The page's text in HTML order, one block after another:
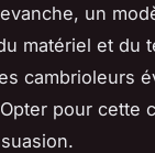
un
matériel et du
cambrioleurs
pour cette